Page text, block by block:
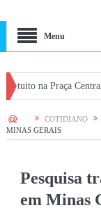
Menu
Central e atrações
HOME COTIDIANO
MINAS GERAIS
Pesquisa
em Minas